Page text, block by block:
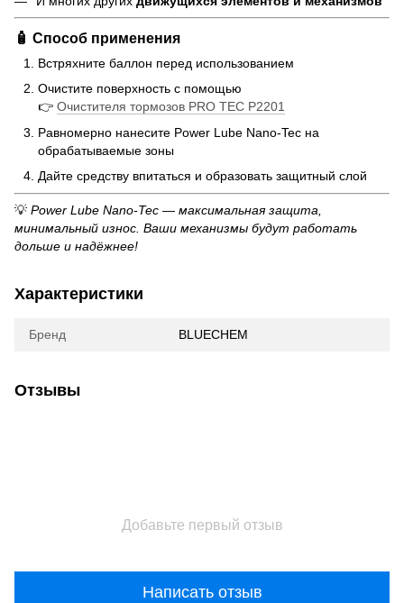
🧴 Способ применения
Встряхните баллон перед использованием
Очистите поверхность с помощью
👉 Очистителя тормозов PRO TEC P2201
Равномерно нанесите Power Lube Nano-Tec на
обрабатываемые зоны
Дайте средству впитаться и образовать защитный слой
💡 Power Lube Nano-Tec — максимальная защита,
минимальный износ. Ваши механизмы будут работать
дольше и надёжнее!
Характеристики
Бренд BLUECHEM
Отзывы
Добавьте первый отзыв
Написать отзыв